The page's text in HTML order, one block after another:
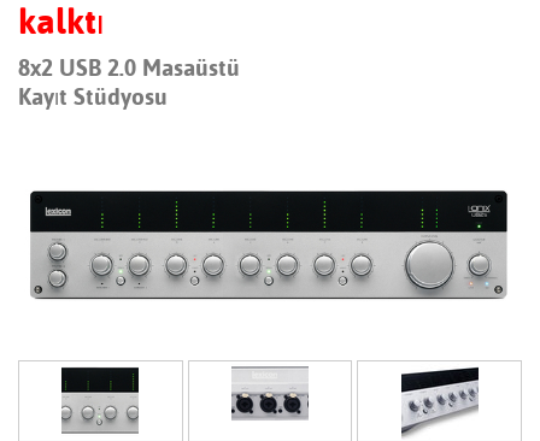
destek
kalktı
8x2 USB 2.0 Masaüstü
Kayıt Stüdyosu